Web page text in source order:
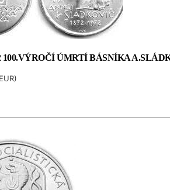
100.VÝROČÍ ÚMRTÍ BÁSNÍKA
EUR)